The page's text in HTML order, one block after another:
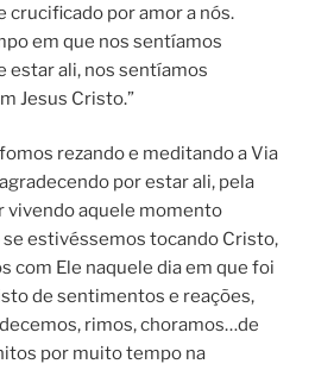
crucificado por amor a nós.
em que nos sentíamos
estar ali, nos sentíamos
Jesus Cristo.”
rezando e meditando a Via
por estar ali, pela
vivendo aquele momento
se estivéssemos tocando Cristo,
com Ele naquele dia em que foi
de sentimentos e reações,
rimos, choramos…de
por muito tempo na